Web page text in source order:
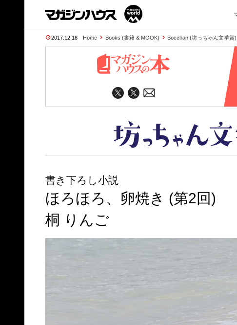
2017.12.18 Home Books (書籍 & MOOK) Bocchan (坊っちゃん文学賞)
書き下ろし小説
ほろほろ、卵焼き (第2回)
桐 りんご